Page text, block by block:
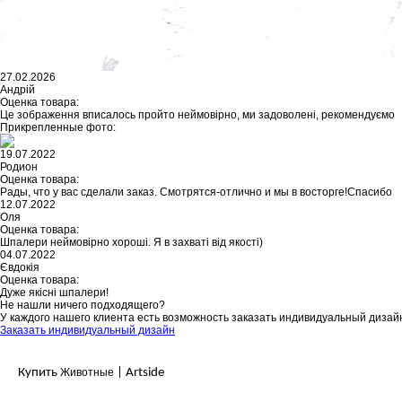
27.02.2026
Андрій
Оценка товара:
Це зображення вписалось пройто неймовірно, ми задоволені, рекомендуємо
Прикрепленные фото:
19.07.2022
Родион
Оценка товара:
Рады, что у вас сделали заказ. Смотрятся-отлично и мы в восторге!Спасибо
12.07.2022
Оля
Оценка товара:
Шпалери неймовірно хороші. Я в захваті від якості)
04.07.2022
Євдокія
Оценка товара:
Дуже якісні шпалери!
Не нашли ничего подходящего?
У каждого нашего клиента есть возможность заказать индивидуальный
Заказать индивидуальный дизайн
Купить Животные | Artside